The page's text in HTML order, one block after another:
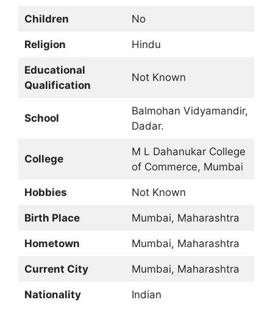
Children No
Religion Hindu
Educational
Qualification
Not Known
School
Balmohan Vidyamandir,
Dadar.
College
M L Dahanukar College
of Commerce, Mumbai
Hobbies Not Known
Birth Place Mumbai, Maharashtra
Hometown Mumbai, Maharashtra
Current City Mumbai, Maharashtra
Nationality Indian